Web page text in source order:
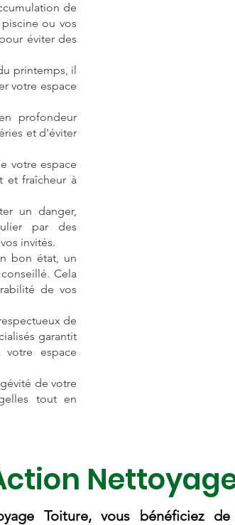
de
ou vos
éviter des
printemps, il
votre espace
profondeur
et d'éviter
votre espace
et fraîcheur à
un danger,
par des
invités.
bon état, un
Cela
de vos
de
garantit
espace
de votre
tout en
Toiture, vous bénéficiez